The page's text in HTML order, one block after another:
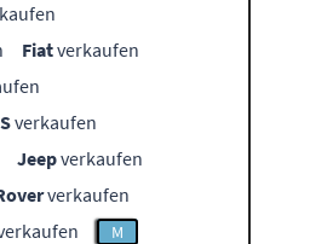
Fiatverkaufen
verkaufen
Jeepverkaufen
verkaufen
M